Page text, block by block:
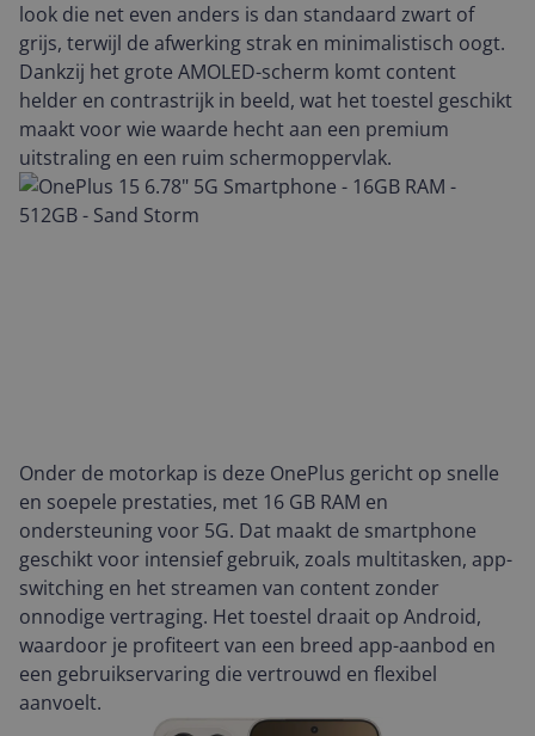
look die net even anders is dan standaard zwart of
grijs, terwijl de afwerking strak en minimalistisch oogt.
Dankzij het grote AMOLED-scherm komt content
helder en contrastrijk in beeld, wat het toestel geschikt
maakt voor wie waarde hecht aan een premium
uitstraling en een ruim schermoppervlak.
Onder de motorkap is deze OnePlus gericht op snelle
en soepele prestaties, met 16 GB RAM en
ondersteuning voor 5G. Dat maakt de smartphone
geschikt voor intensief gebruik, zoals multitasken, app-
switching en het streamen van content zonder
onnodige vertraging. Het toestel draait op Android,
waardoor je profiteert van een breed app-aanbod en
een gebruikservaring die vertrouwd en flexibel
aanvoelt.